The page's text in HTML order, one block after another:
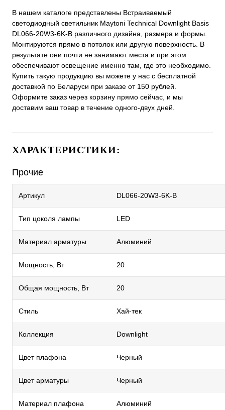
В нашем каталоге представлены Встраиваемый
светодиодный светильник Maytoni Technical Downlight Basis
DL066-20W3-6K-B различного дизайна, размера и формы.
Монтируются прямо в потолок или другую поверхность. В
результате они почти не занимают места и при этом
обеспечивают освещение именно там, где это необходимо.
Купить такую продукцию вы можете у нас с бесплатной
доставкой по Беларуси при заказе от 150 рублей.
Оформите заказ через корзину прямо сейчас, и мы
доставим ваш товар в течение одного-двух дней.
ХАРАКТЕРИСТИКИ:
Прочие
Артикул DL066-20W3-6K-B
Тип цоколя лампы LED
Материал арматуры Алюминий
Мощность, Вт 20
Общая мощность, Вт 20
Стиль Хай-тек
Коллекция Downlight
Цвет плафона Черный
Цвет арматуры Черный
Материал плафона Алюминий